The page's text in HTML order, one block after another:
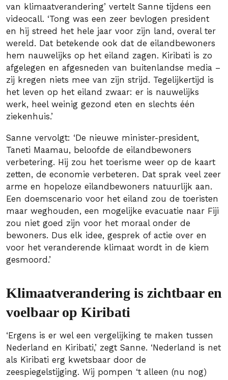
van klimaatverandering’ vertelt Sanne tijdens een
videocall. ‘Tong was een zeer bevlogen president
en hij streed het hele jaar voor zijn land, overal ter
wereld. Dat betekende ook dat de eilandbewoners
hem nauwelijks op het eiland zagen. Kiribati is zo
afgelegen en afgesneden van buitenlandse media –
zij kregen niets mee van zijn strijd. Tegelijkertijd is
het leven op het eiland zwaar: er is nauwelijks
werk, heel weinig gezond eten en slechts één
ziekenhuis.’
Sanne vervolgt: ‘De nieuwe minister-president,
Taneti Maamau, beloofde de eilandbewoners
verbetering. Hij zou het toerisme weer op de kaart
zetten, de economie verbeteren. Dat sprak veel zeer
arme en hopeloze eilandbewoners natuurlijk aan.
Een doemscenario voor het eiland zou de toeristen
maar weghouden, een mogelijke evacuatie naar Fiji
zou niet goed zijn voor het moraal onder de
bewoners. Dus elk idee, gesprek of actie over en
voor het veranderende klimaat wordt in de kiem
gesmoord.’
Klimaatverandering is zichtbaar en
voelbaar op Kiribati
‘Ergens is er wel een vergelijking te maken tussen
Nederland en Kiribati,’ zegt Sanne. ‘Nederland is net
als Kiribati erg kwetsbaar door de
zeespiegelstijging. Wij pompen ‘t alleen (nu nog)